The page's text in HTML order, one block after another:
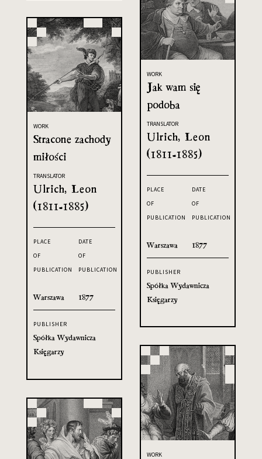
WORK
Jak wam się
podoba
TRANSLATOR
Ulrich, Leon
(1811-1885)
PLACE
OF
PUBLICATION
Warszawa
DATE
OF
PUBLICATION
1877
PUBLISHER
Spółka Wydawnicza
Księgarzy
WORK
Stracone zachody
miłości
TRANSLATOR
Ulrich, Leon
(1811-1885)
PLACE
OF
PUBLICATION
Warszawa
DATE
OF
PUBLICATION
1877
PUBLISHER
Spółka Wydawnicza
Księgarzy
WORK